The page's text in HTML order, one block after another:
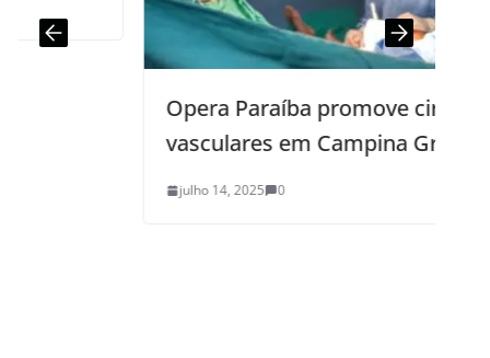
Opera Paraíba promove cirurgias
vasculares em Campina Grande
julho 14, 2025 0